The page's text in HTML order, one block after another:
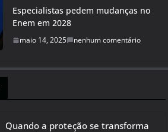
Especialistas pedem mudanças no
Enem em 2028
maio 14, 2025 nenhum comentário
Quando a proteção se transforma